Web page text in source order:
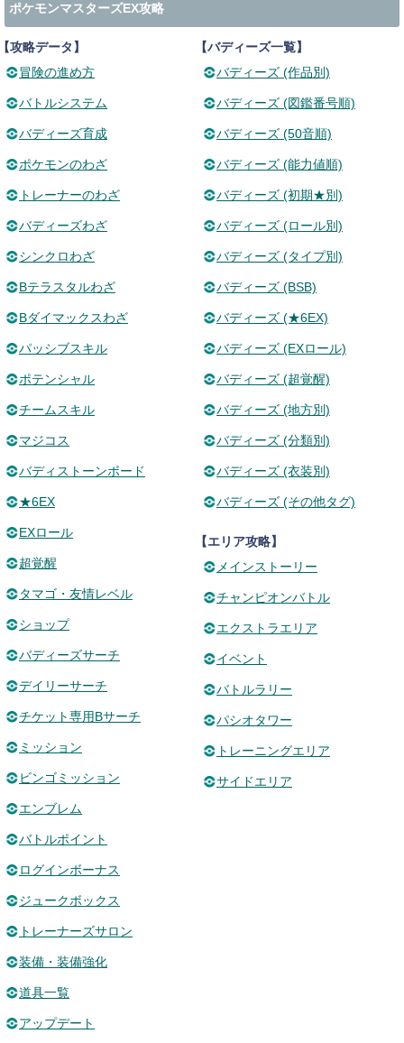
ポケモンマスターズEX攻略
攻略データ】
冒険の進め方
バトルシステム
バディーズ育成
ポケモンのわざ
トレーナーのわざ
バディーズわざ
シンクロわざ
Bテラスタルわざ
Bダイマックスわざ
パッシブスキル
ポテンシャル
チームスキル
マジコス
バディストーンボード
★6EX
EXロール
超覚醒
タマゴ・友情レベル
ショップ
バディーズサーチ
デイリーサーチ
チケット専用Bサーチ
ミッション
ビンゴミッション
エンブレム
バトルポイント
ログインボーナス
ジュークボックス
トレーナーズサロン
装備・装備強化
道具一覧
アップデート
【バディーズ一覧】
バディーズ (作品別)
バディーズ (図鑑番号順)
バディーズ (50音順)
バディーズ (能力値順)
バディーズ (初期★別)
バディーズ (ロール別)
バディーズ (タイプ別)
バディーズ (BSB)
バディーズ (★6EX)
バディーズ (EXロール)
バディーズ (超覚醒)
バディーズ (地方別)
バディーズ (分類別)
バディーズ (衣装別)
バディーズ (その他タグ)
【エリア攻略】
メインストーリー
チャンピオンバトル
エクストラエリア
イベント
バトルラリー
パシオタワー
トレーニングエリア
サイドエリア